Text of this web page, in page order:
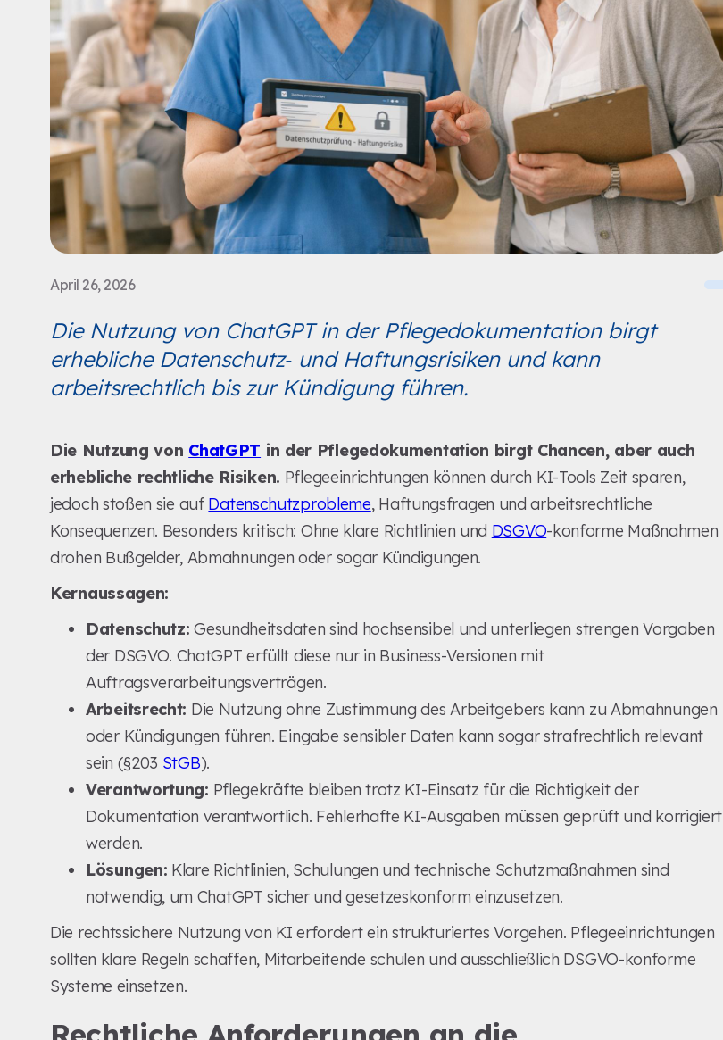
April 26, 2026
Die Nutzung von ChatGPT in der Pflegedokumentation birgt
erhebliche Datenschutz‑ und Haftungsrisiken und kann
arbeitsrechtlich bis zur Kündigung führen.
Die Nutzung von ChatGPT in der Pflegedokumentation birgt Chancen, aber auch
erhebliche rechtliche Risiken. Pflegeeinrichtungen können durch KI-Tools Zeit sparen,
jedoch stoßen sie auf Datenschutzprobleme, Haftungsfragen und arbeitsrechtliche
Konsequenzen. Besonders kritisch: Ohne klare Richtlinien und DSGVO-konforme Maßnahmen
drohen Bußgelder, Abmahnungen oder sogar Kündigungen.
Kernaussagen:
Datenschutz: Gesundheitsdaten sind hochsensibel und unterliegen strengen Vorgaben
der DSGVO. ChatGPT erfüllt diese nur in Business-Versionen mit
Auftragsverarbeitungsverträgen.
Arbeitsrecht: Die Nutzung ohne Zustimmung des Arbeitgebers kann zu Abmahnungen
oder Kündigungen führen. Eingabe sensibler Daten kann sogar strafrechtlich relevant
sein (§203 StGB).
Verantwortung: Pflegekräfte bleiben trotz KI-Einsatz für die Richtigkeit der
Dokumentation verantwortlich. Fehlerhafte KI-Ausgaben müssen geprüft und korrigiert
werden.
Lösungen: Klare Richtlinien, Schulungen und technische Schutzmaßnahmen sind
notwendig, um ChatGPT sicher und gesetzeskonform einzusetzen.
Die rechtssichere Nutzung von KI erfordert ein strukturiertes Vorgehen. Pflegeeinrichtungen
sollten klare Regeln schaffen, Mitarbeitende schulen und ausschließlich DSGVO-konforme
Systeme einsetzen.